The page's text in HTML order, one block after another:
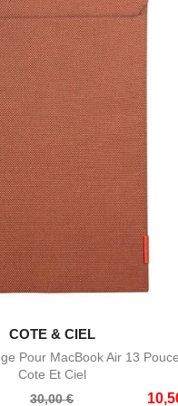
Aperçu rapide
ANITA BILARDI
Cuir Plissé Anita Bilardi